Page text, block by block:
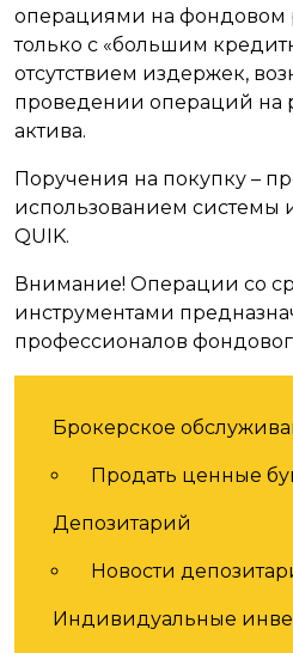
операциями на фондовом
только с «большим
отсутствием издержек,
проведении операций на
актива.
Поручения на покупку –
использованием системы
QUIK.
Внимание! Операции со
инструментами
профессионалов
Услуги
Брокерское
Продать ценные
Депозитарий
Новости
Индивидуальные